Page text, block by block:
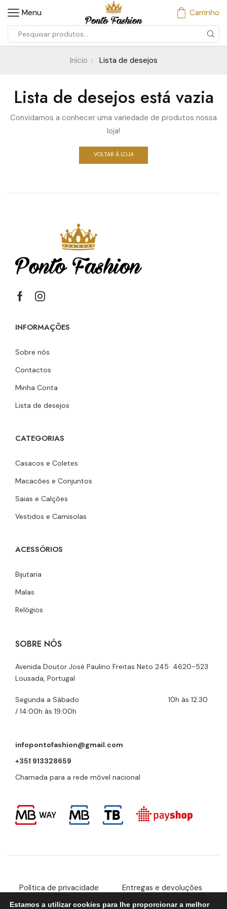
Menu Carrinho
Início Lista de desejos
Lista de desejos está vazia
Convidamos a conhecer uma variedade de produtos nossa
loja!
VOLTAR À LOJA
INFORMAÇÕES
Sobre nós
Contactos
Minha Conta
Lista de desejos
CATEGORIAS
Casacos e Coletes
Macacões e Conjuntos
Saias e Calções
Vestidos e Camisolas
ACESSÓRIOS
Bijutaria
Malas
Relógios
SOBRE NÓS
Avenida Doutor José Paulino Freitas Neto 245 4620-523
Lousada, Portugal
Segunda a Sábado 10h às 12:30
/ 14:00h às 19:00h
infopontofashion@gmail.com
+351 913328659
Chamada para a rede móvel nacional
Política de privacidade Entregas e devoluções
Estamos a utilizar cookies para lhe proporcionar a melhor